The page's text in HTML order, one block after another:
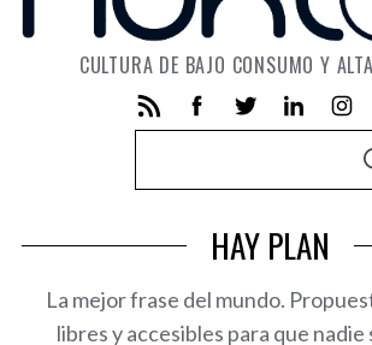
CULTURA DE BAJO CONSUMO Y
r
h
HAY PLAN
La mejor frase del mundo.
libres y accesibles para que nadie